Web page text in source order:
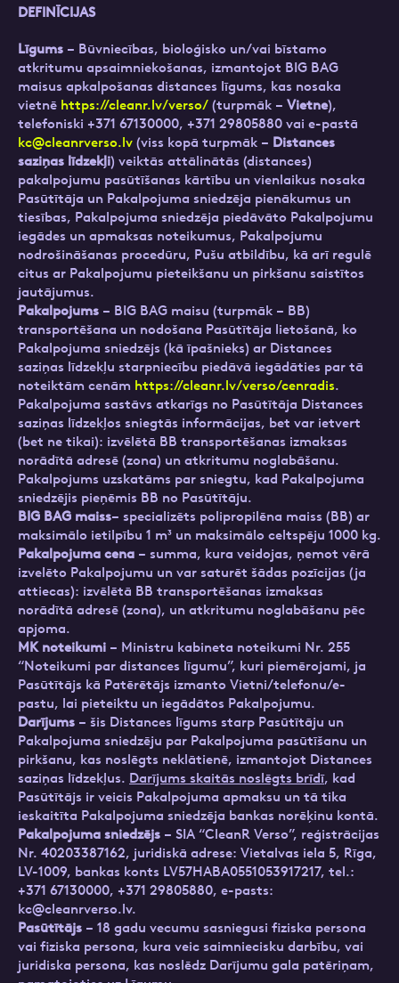
DEFINĪCIJAS
Līgums – Būvniecības, bioloģisko un/vai bīstamo
atkritumu apsaimniekošanas, izmantojot BIG BAG
maisus apkalpošanas distances līgums, kas nosaka
vietnē https://cleanr.lv/verso/ (turpmāk – Vietne),
telefoniski +371 67130000, +371 29805880 vai e-pastā
kc@cleanrverso.lv (viss kopā turpmāk – Distances
saziņas līdzekļi) veiktās attālinātās (distances)
pakalpojumu pasūtīšanas kārtību un vienlaikus nosaka
Pasūtītāja un Pakalpojuma sniedzēja pienākumus un
tiesības, Pakalpojuma sniedzēja piedāvāto Pakalpojumu
iegādes un apmaksas noteikumus, Pakalpojumu
nodrošināšanas procedūru, Pušu atbildību, kā arī regulē
citus ar Pakalpojumu pieteikšanu un pirkšanu saistītos
jautājumus.
Pakalpojums – BIG BAG maisu (turpmāk – BB)
transportēšana un nodošana Pasūtītāja lietošanā, ko
Pakalpojuma sniedzējs (kā īpašnieks) ar Distances
saziņas līdzekļu starpniecību piedāvā iegādāties par tā
noteiktām cenām https://cleanr.lv/verso/cenradis.
Pakalpojuma sastāvs atkarīgs no Pasūtītāja Distances
saziņas līdzekļos sniegtās informācijas, bet var ietvert
(bet ne tikai): izvēlētā BB transportēšanas izmaksas
norādītā adresē (zona) un atkritumu noglabāšanu.
Pakalpojums uzskatāms par sniegtu, kad Pakalpojuma
sniedzējis pieņēmis BB no Pasūtītāju.
BIG BAG maiss– specializēts polipropilēna maiss (BB) ar
maksimālo ietilpību 1 m³ un maksimālo celtspēju 1000 kg.
Pakalpojuma cena – summa, kura veidojas, ņemot vērā
izvelēto Pakalpojumu un var saturēt šādas pozīcijas (ja
attiecas): izvēlētā BB transportēšanas izmaksas
norādītā adresē (zona), un atkritumu noglabāšanu pēc
apjoma.
MK noteikumi – Ministru kabineta noteikumi Nr. 255
“Noteikumi par distances līgumu”, kuri piemērojami, ja
Pasūtītājs kā Patērētājs izmanto Vietni/telefonu/e-
pastu, lai pieteiktu un iegādātos Pakalpojumu.
Darījums – šis Distances līgums starp Pasūtītāju un
Pakalpojuma sniedzēju par Pakalpojuma pasūtīšanu un
pirkšanu, kas noslēgts neklātienē, izmantojot Distances
saziņas līdzekļus. Darījums skaitās noslēgts brīdī, kad
Pasūtītājs ir veicis Pakalpojuma apmaksu un tā tika
ieskaitīta Pakalpojuma sniedzēja bankas norēķinu kontā.
Pakalpojuma sniedzējs – SIA “CleanR Verso”, reģistrācijas
Nr. 40203387162, juridiskā adrese: Vietalvas iela 5, Rīga,
LV-1009, bankas konts LV57HABA0551053917217, tel.:
+371 67130000, +371 29805880, e-pasts:
kc@cleanrverso.lv.
Pasūtītājs – 18 gadu vecumu sasniegusi fiziska persona
vai fiziska persona, kura veic saimniecisku darbību, vai
juridiska persona, kas noslēdz Darījumu gala patēriņam,